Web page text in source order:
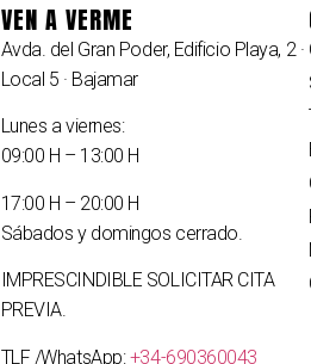
VEN A VERME
Avda. del Gran Poder, Edificio Playa, 2 ·
Local 5 · Bajamar
Lunes a viernes:
09:00 H – 13:00 H
17:00 H – 20:00 H
Sábados y domingos cerrado.
IMPRESCINDIBLE SOLICITAR CITA
PREVIA.
TLF /WhatsApp:+34-690360043